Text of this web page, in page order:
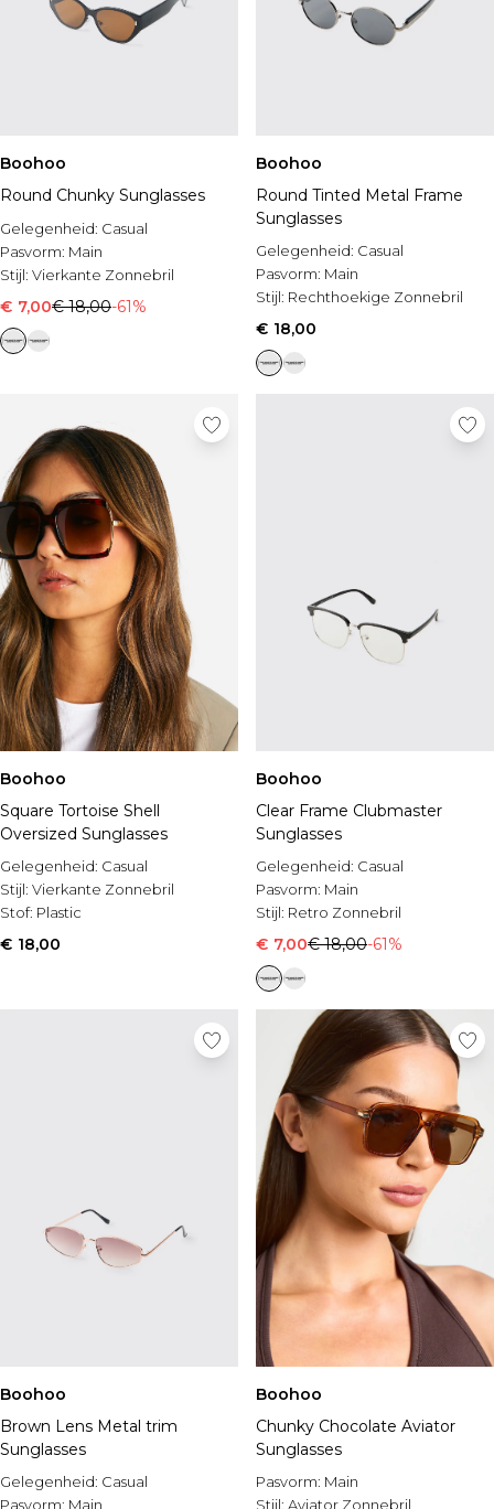
Boohoo
Round Chunky Sunglasses
Gelegenheid: Casual
Pasvorm: Main
Stijl: Vierkante Zonnebril
€ 7,00€ 18,00-61%
Boohoo
Round Tinted Metal Frame
Sunglasses
Gelegenheid: Casual
Pasvorm: Main
Stijl: Rechthoekige Zonnebril
€ 18,00
Boohoo
Square Tortoise Shell
Oversized Sunglasses
Gelegenheid: Casual
Stijl: Vierkante Zonnebril
Stof: Plastic
€ 18,00
Boohoo
Clear Frame Clubmaster
Sunglasses
Gelegenheid: Casual
Pasvorm: Main
Stijl: Retro Zonnebril
€ 7,00€ 18,00-61%
Boohoo
Brown Lens Metal trim
Sunglasses
Gelegenheid: Casual
Pasvorm: Main
Boohoo
Chunky Chocolate Aviator
Sunglasses
Pasvorm: Main
Stijl: Aviator Zonnebril